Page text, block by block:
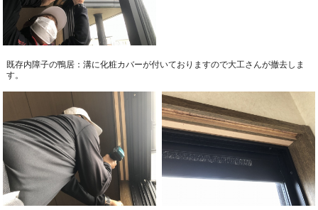
既存内障子の鴨居：溝に化粧カバーが付いておりますので大工さんが撤去しま
す。